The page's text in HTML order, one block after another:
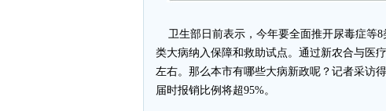
卫生部日前表示，今年要全面推开尿毒症等8
类大病纳入保障和救助试点。通过新农合与医
左右。那么本市有哪些大病新政呢？记者采访
届时报销比例将超95%。